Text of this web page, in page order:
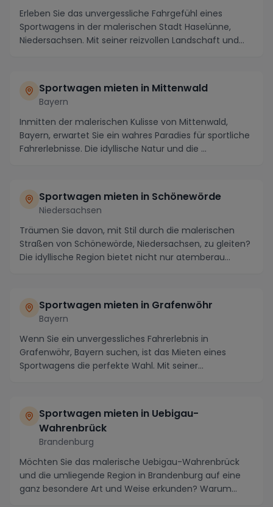
Erleben Sie das unvergessliche Fahrgefühl eines
Sportwagens in der malerischen Stadt Haselünne,
Niedersachsen. Mit seiner reizvollen Landschaft und
Sportwagen mieten in Mittenwald
Bayern
Inmitten der malerischen Kulisse von Mittenwald,
Bayern, erwartet Sie ein wahres Paradies für sportliche
Fahrerlebnisse. Die idyllische Natur und die ...
Sportwagen mieten in Schönewörde
Niedersachsen
Träumen Sie davon, mit Stil durch die malerischen
Straßen von Schönewörde, Niedersachsen, zu gleiten?
Die idyllische Region bietet nicht nur atemberau...
Sportwagen mieten in Grafenwöhr
Bayern
Wenn Sie ein unvergessliches Fahrerlebnis in
Grafenwöhr, Bayern suchen, ist das Mieten eines
Sportwagens die perfekte Wahl. Mit seiner
Sportwagen mieten in Uebigau-
Wahrenbrück
Brandenburg
Möchten Sie das malerische Uebigau-Wahrenbrück
und die umliegende Region in Brandenburg auf eine
ganz besondere Art und Weise erkunden? Warum